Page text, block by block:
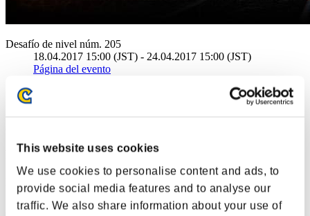
This website uses cookies
We use cookies to personalise content and ads, to
provide social media features and to analyse our
traffic. We also share information about your use of
Desafío de nivel núm. 205
18.04.2017 15:00 (JST) - 24.04.2017 15:00 (JST)
Página del evento
Rankings
Posición
41